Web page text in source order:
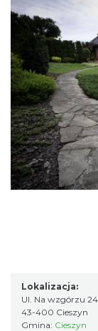
Lokalizacja:
Ul. Na wzgórzu 24
43-400 Cieszyn
Gmina: Cieszyn